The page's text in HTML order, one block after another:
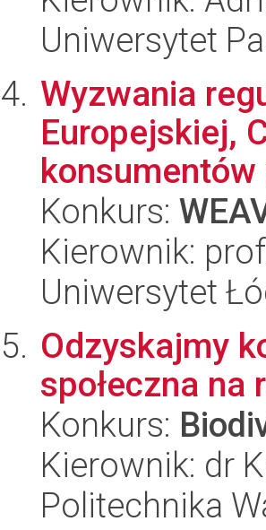
Uniwersytet
Wyzwania
Europejskiej,
Konkurs:
Kierownik:
Uniwersytet
Odzyskajmy
społeczna na
Konkurs:
Kierownik: dr
Politechnika